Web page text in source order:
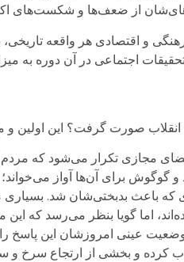
از ضعف‌ها و شکست‌های‌
اجتماعی در آن دوره به
صورت گرفت؟ این اولین و
مجازی تکرار می‌شود که
برای آن‌ها آواز می‌خواند؛
باعث بدبختی‌شان شد. بسیاری
اما گویا بنظر می‌رسد که
وضعیت عینی امروزشان این
کرده‌ و بخشی از ارتجاع سرخ و